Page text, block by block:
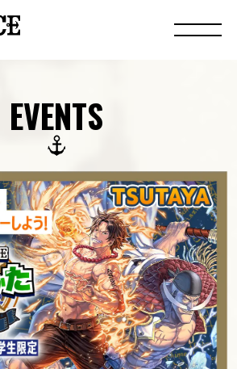
EVENTS